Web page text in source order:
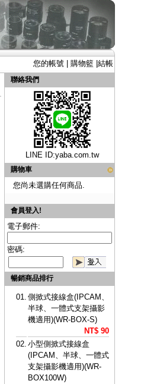
您的帳號| 購物籃| 結帳
聯絡我們
LINE ID:yaba.com.tw
購物車
您尚未選購任何商品.
會員登入!
電子郵件:
密碼:
暢銷商品排行
01. 側掀式接線盒(IPCAM、
半球、一體式支架攝影
機適用)(WR-BOX-S)
NT$ 90
02. 小型側掀式接線盒
(IPCAM、半球、一體式
支架攝影機適用)(WR-
BOX100W)